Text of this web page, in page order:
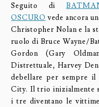
Seguito di
OSCURO vede ancora
Christopher Nolan e la
ruolo di Bruce Wayne/
Gordon (Gary
Distrettuale, Harvey
debellare per sempre
City. Il trio inizialmente
i tre diventano le